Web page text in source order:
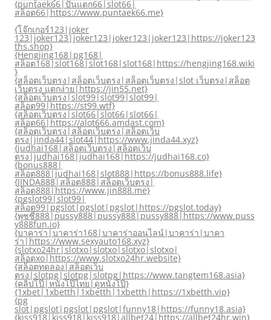
{puntaek66|ปั่นแตก66|slot66|
สล็อต66|https://www.puntaek66.me}
{โจ๊กเกอร์123|joker
123|joker123|joker123|joker123|joker123|https://joker123
ths.shop}
{Hengjing168|pg168|
สล็อต168|slot168|slot168|slot168|https://hengjing168.wiki
}
{สล็อตเว็บตรง|สล็อตเว็บตรง|สล็อตเว็บตรง|slot เว็บตรง|สล็อต
เว็บตรง แตกง่าย|https://jin55.net}
{สล็อตเว็บตรง|slot99|slot99|slot99|
สล็อต99|https://st99.wtf}
{สล็อตเว็บตรง|slot66|slot66|slot66|
สล็อต66|https://alot666.amdast.com}
{สล็อตเว็บตรง|สล็อตเว็บตรง|สล็อตเว็บ
ตรง|jinda44|slot44|https://www.jinda44.xyz}
{judhai168|สล็อตเว็บตรง|สล็อตเว็บ
ตรง|judhai168|judhai168|https://judhai168.co}
{bonus888|
สล็อต888|judhai168|slot888|https://bonus888.life}
{JINDA888|สล็อต888|สล็อตเว็บตรง|
สล็อต888|https://www.jin888.me}
{pgslot99|slot99|
สล็อต99|pgslot|pgslot|pgslot|https://pgslot.today}
{พุซซี่888|pussy888|pussy888|pussy888|https://www.puss
y888fun.io}
{บาคาร่า|บาคาร่า168|บาคาร่าออนไลน์|บาคาร่า|บาคา
ร่า|https://www.sexyauto168.xyz}
{slotxo24hr|slotxo|slotxo|slotxo|slotxo|
สล็อตxo|https://www.slotxo24hr.website}
{สล็อตทดลอง|สล็อตเว็บ
ตรง|slotpg|slotpg|slotpg|https://www.tangtem168.asia}
{คลิปโป๊|หนังโป๊ไทย|ดูหนังโป๊}
{1xbet|1xbetth|1xbetth|1xbetth|https://1xbetth.vip}
{pg
slot|pgslot|pgslot|pgslot|funny18|https://funny18.asia}
{kiss918|kiss918|kiss918|allbet24|https://allbet24hr.win}